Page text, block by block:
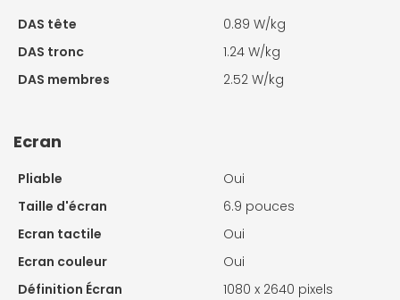
DAS tête
0.89 W/kg
DAS tronc
1.24 W/kg
DAS membres
2.52 W/kg
Ecran
Pliable
Oui
Taille d'écran
6.9 pouces
Ecran tactile
Oui
Ecran couleur
Oui
Définition Écran
1080 x 2640 pixels